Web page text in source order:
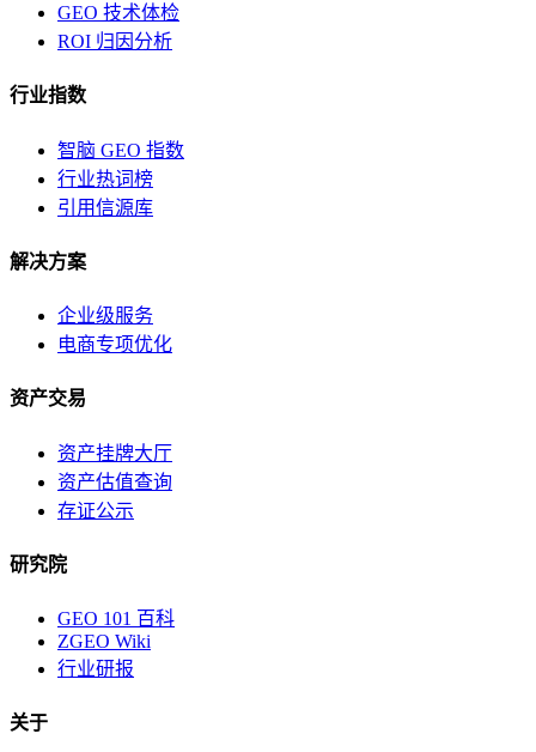
GEO 技术体检
ROI 归因分析
行业指数
智脑 GEO 指数
行业热词榜
引用信源库
解决方案
企业级服务
电商专项优化
资产交易
资产挂牌大厅
资产估值查询
存证公示
研究院
GEO 101 百科
ZGEO Wiki
行业研报
关于